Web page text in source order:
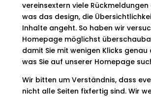
vereinsextern viele
was das design, die
Inhalte angeht. So haben wir
Homepage möglichst
damit Sie mit wenigen Klicks genau
was Sie auf unserer Homepage
Wir bitten um Verständnis, dass
nicht alle Seiten fixfertig sind. Wir